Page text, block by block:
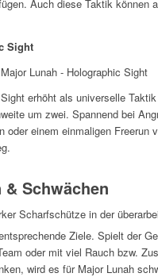
Auch diese Taktik können
Sight
erhöht als universelle
um zwei. Spannend bei
oder einem einmaligen Freerun
& Schwächen
Scharfschütze in der
Ziele. Spielt der
oder mit viel Rauch bzw.
wird es für Major Lunah